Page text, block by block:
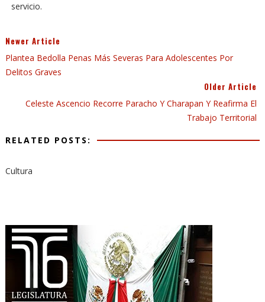
servicio.
Newer Article
Plantea Bedolla Penas Más Severas Para Adolescentes Por
Delitos Graves
Older Article
Celeste Ascencio Recorre Paracho Y Charapan Y Reafirma El
Trabajo Territorial
RELATED POSTS:
Cultura